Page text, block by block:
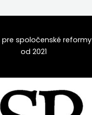
spoločenské reformy
od 2021